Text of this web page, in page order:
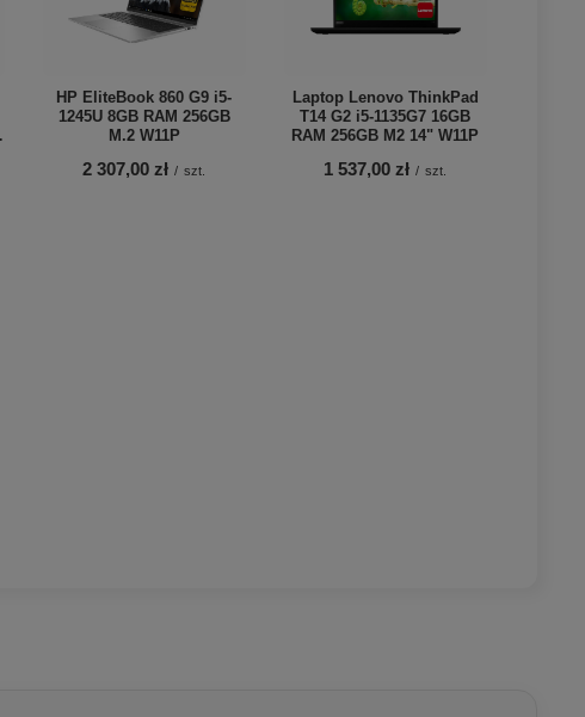
HP EliteBook 860 G9 i5-
1245U 8GB RAM 256GB
M.2 W11P
2 307,00 zł / szt.
Laptop Lenovo ThinkPad
T14 G2 i5-1135G7 16GB
RAM 256GB M2 14" W11P
1 537,00 zł / szt.